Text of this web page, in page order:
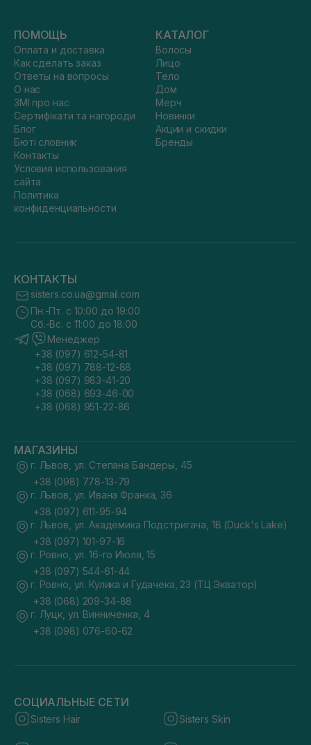
ПОМОЩЬ
Оплата и доставка
Как сделать заказ
Ответы на вопросы
О нас
ЗМІ про нас
Сертифікати та нагороди
Блог
Бюті словник
Контакты
Условия использования
сайта
Политика
конфиденциальности
КАТАЛОГ
Волосы
Лицо
Тело
Дом
Мерч
Новинки
Акции и скидки
Бренды
КОНТАКТЫ
sisters.co.ua@gmail.com
Пн.-Пт. с 10:00 до 19:00
Сб.-Вс. с 11:00 до 18:00
Менеджер
+38 (097) 612-54-81
+38 (097) 788-12-88
+38 (097) 983-41-20
+38 (068) 693-46-00
+38 (068) 951-22-86
МАГАЗИНЫ
г. Львов, ул. Степана Бандеры, 45
+38 (098) 778-13-79
г. Львов, ул. Ивана Франка, 36
+38 (097) 611-95-94
г. Львов, ул. Академика Подстригача, 1В (Duck's Lake)
+38 (097) 101-97-16
г. Ровно, ул. 16-го Июля, 15
+38 (097) 544-61-44
г. Ровно, ул. Кулика и Гудачека, 23 (ТЦ Экватор)
+38 (068) 209-34-88
г. Луцк, ул. Винниченка, 4
+38 (098) 076-60-62
СОЦИАЛЬНЫЕ СЕТИ
Sisters Hair Sisters Skin